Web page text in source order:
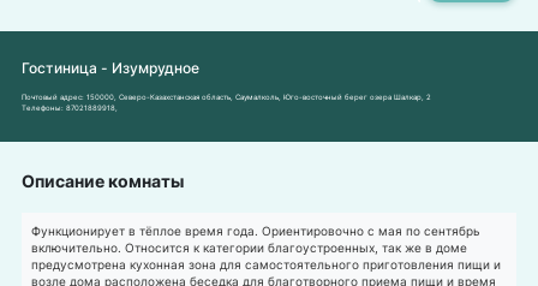
Гостиница - Изумрудное
Почтовый адрес: 150000, Северо-Казахстанская область, Саумалколь, Юго-восточный берег озера Шалкар, 2
Телефоны: 87021889918
Описание комнаты